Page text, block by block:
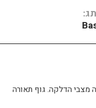
מצבי הדלקה. גוף תאורה